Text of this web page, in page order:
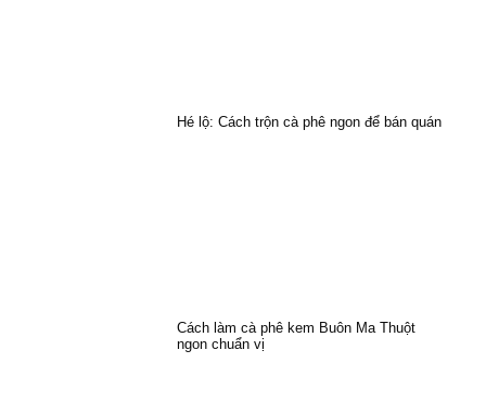
Hé lộ: Cách trộn cà phê ngon để bán quán
Cách làm cà phê kem Buôn Ma Thuột
ngon chuẩn vị